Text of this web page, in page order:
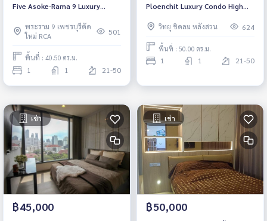
Five Asoke-Rama 9 Luxury
Rama 9 Fully furnished Ready
to move in
พระราม 9 เพชรบุรีตัด
ใหม่ RCA
501
พื้นที่ : 40.50 ตร.ม.
1 1 21-50
Ploenchit Luxury Condo High
Fully furnished Ready to move
in
วิทยุ ชิดลม หลังสวน 624
พื้นที่ : 50.00 ตร.ม.
1 1 21-50
เช่า
฿45,000
เช่า
฿50,000